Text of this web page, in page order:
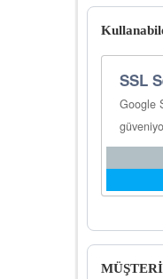
SSL
Google